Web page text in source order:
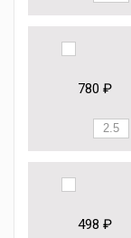
780 ₽
498 ₽